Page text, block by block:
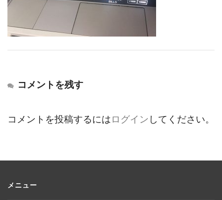
コメントを残す
コメントを投稿するにはログイン してください。
メニュー